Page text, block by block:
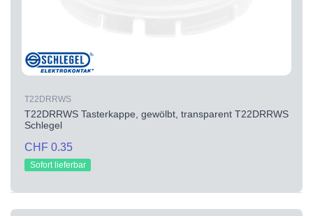
T22DRRWS
T22DRRWS Tasterkappe, gewölbt, transparent T22DRRWS
Schlegel
CHF 0.35
Sofort lieferbar